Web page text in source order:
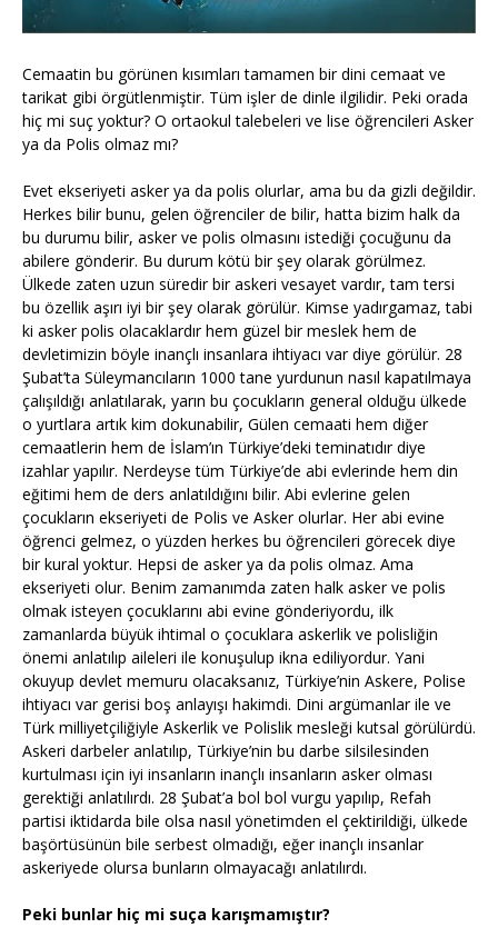
Cemaatin bu görünen kısımları tamamen bir dini cemaat ve
tarikat gibi örgütlenmiştir. Tüm işler de dinle ilgilidir. Peki orada
hiç mi suç yoktur? O ortaokul talebeleri ve lise öğrencileri Asker
ya da Polis olmaz mı?
Evet ekseriyeti asker ya da polis olurlar, ama bu da gizli değildir.
Herkes bilir bunu, gelen öğrenciler de bilir, hatta bizim halk da
bu durumu bilir, asker ve polis olmasını istediği çocuğunu da
abilere gönderir. Bu durum kötü bir şey olarak görülmez.
Ülkede zaten uzun süredir bir askeri vesayet vardır, tam tersi
bu özellik aşırı iyi bir şey olarak görülür. Kimse yadırgamaz, tabi
ki asker polis olacaklardır hem güzel bir meslek hem de
devletimizin böyle inançlı insanlara ihtiyacı var diye görülür. 28
Şubat’ta Süleymancıların 1000 tane yurdunun nasıl kapatılmaya
çalışıldığı anlatılarak, yarın bu çocukların general olduğu ülkede
o yurtlara artık kim dokunabilir, Gülen cemaati hem diğer
cemaatlerin hem de İslam’ın Türkiye’deki teminatıdır diye
izahlar yapılır. Nerdeyse tüm Türkiye’de abi evlerinde hem din
eğitimi hem de ders anlatıldığını bilir. Abi evlerine gelen
çocukların ekseriyeti de Polis ve Asker olurlar. Her abi evine
öğrenci gelmez, o yüzden herkes bu öğrencileri görecek diye
bir kural yoktur. Hepsi de asker ya da polis olmaz. Ama
ekseriyeti olur. Benim zamanımda zaten halk asker ve polis
olmak isteyen çocuklarını abi evine gönderiyordu, ilk
zamanlarda büyük ihtimal o çocuklara askerlik ve polisliğin
önemi anlatılıp aileleri ile konuşulup ikna ediliyordur. Yani
okuyup devlet memuru olacaksanız, Türkiye’nin Askere, Polise
ihtiyacı var gerisi boş anlayışı hakimdi. Dini argümanlar ile ve
Türk milliyetçiliğiyle Askerlik ve Polislik mesleği kutsal görülürdü.
Askeri darbeler anlatılıp, Türkiye’nin bu darbe silsilesinden
kurtulması için iyi insanların inançlı insanların asker olması
gerektiği anlatılırdı. 28 Şubat’a bol bol vurgu yapılıp, Refah
partisi iktidarda bile olsa nasıl yönetimden el çektirildiği, ülkede
başörtüsünün bile serbest olmadığı, eğer inançlı insanlar
askeriyede olursa bunların olmayacağı anlatılırdı.
Peki bunlar hiç mi suça karışmamıştır?